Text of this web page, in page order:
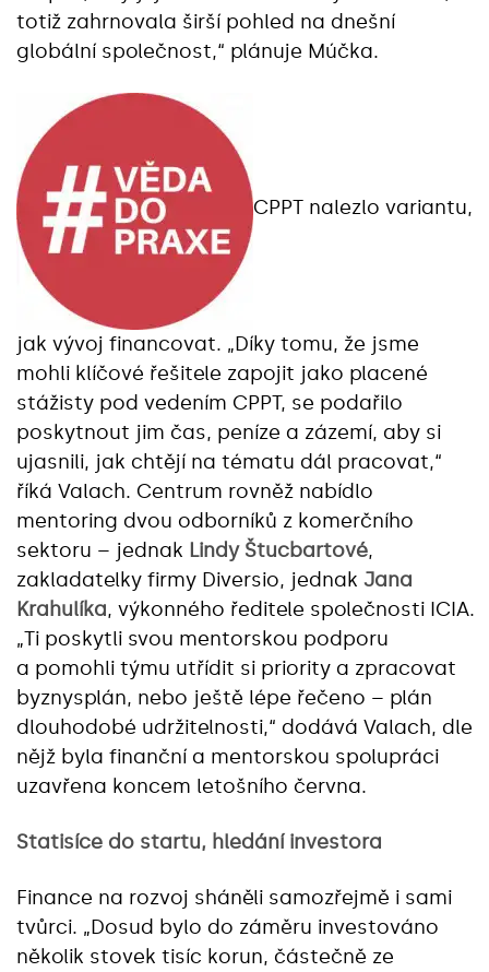
totiž zahrnovala širší pohled na dnešní
globální společnost,“ plánuje Múčka.
CPPT nalezlo variantu,
jak vývoj financovat. „Díky tomu, že jsme
mohli klíčové řešitele zapojit jako placené
stážisty pod vedením CPPT, se podařilo
poskytnout jim čas, peníze a zázemí, aby si
ujasnili, jak chtějí na tématu dál pracovat,“
říká Valach. Centrum rovněž nabídlo
mentoring dvou odborníků z komerčního
sektoru – jednak Lindy Štucbartové,
zakladatelky firmy Diversio, jednak Jana
Krahulíka, výkonného ředitele společnosti ICIA.
„Ti poskytli svou mentorskou podporu
a pomohli týmu utřídit si priority a zpracovat
byznysplán, nebo ještě lépe řečeno – plán
dlouhodobé udržitelnosti,“ dodává Valach, dle
nějž byla finanční a mentorskou spolupráci
uzavřena koncem letošního června.
Statisíce do startu, hledání investora
Finance na rozvoj sháněli samozřejmě i sami
tvůrci. „Dosud bylo do záměru investováno
několik stovek tisíc korun, částečně ze